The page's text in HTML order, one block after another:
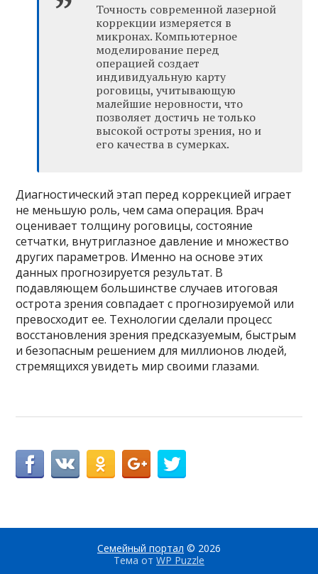
Точность современной лазерной
коррекции измеряется в
микронах. Компьютерное
моделирование перед
операцией создает
индивидуальную карту
роговицы, учитывающую
малейшие неровности, что
позволяет достичь не только
высокой остроты зрения, но и
его качества в сумерках.
Диагностический этап перед коррекцией играет
не меньшую роль, чем сама операция. Врач
оценивает толщину роговицы, состояние
сетчатки, внутриглазное давление и множество
других параметров. Именно на основе этих
данных прогнозируется результат. В
подавляющем большинстве случаев итоговая
острота зрения совпадает с прогнозируемой или
превосходит ее. Технологии сделали процесс
восстановления зрения предсказуемым, быстрым
и безопасным решением для миллионов людей,
стремящихся увидеть мир своими глазами.
Семейный портал © 2026
Тема от WP Puzzle